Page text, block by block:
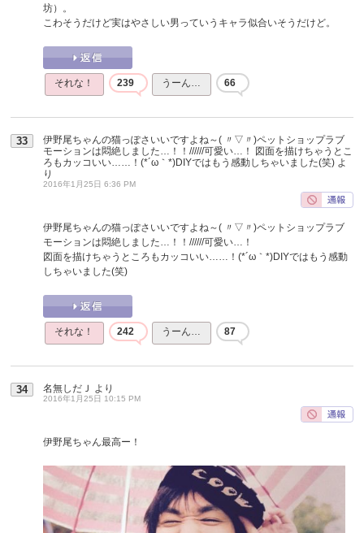
坊）。
こわそうだけど実はやさしい男っていうキャラ似合いそうだけど。
それな！ 239 うーん… 66
33
伊野尾ちゃんの猫っぽさいいですよね～( 〃▽〃)ペットショップラブ
モーションは悶絶しました…！！//////可愛い…！ 図面を描けちゃうとこ
ろもカッコいい……！(*´ω｀*)DIYではもう感動しちゃいました(笑) よ
り
2016年1月25日 6:36 PM
伊野尾ちゃんの猫っぽさいいですよね～( 〃▽〃)ペットショップラブ
モーションは悶絶しました…！！//////可愛い…！
図面を描けちゃうところもカッコいい……！(*´ω｀*)DIYではもう感動
しちゃいました(笑)
それな！ 242 うーん… 87
34 名無しだＪ より
2016年1月25日 10:15 PM
伊野尾ちゃん最高ー！